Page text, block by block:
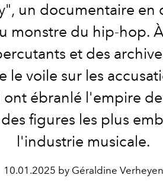
un documentaire en
monstre du hip-hop.
et des
le voile sur les
ébranlé l'empire
figures les plus
l'industrie musicale.
10.01.2025 by Géraldine Verheyen